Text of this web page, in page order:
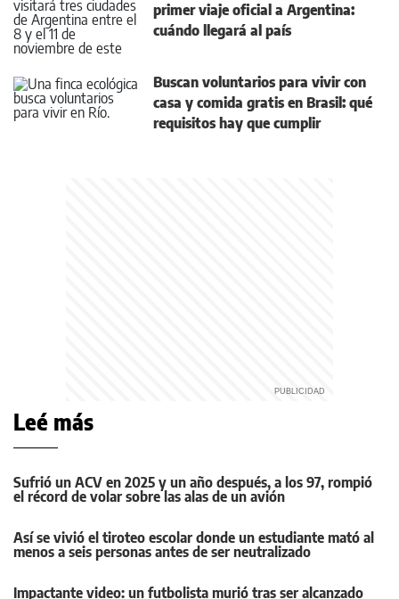
primer viaje oficial a Argentina:
cuándo llegará al país
Buscan voluntarios para vivir con
casa y comida gratis en Brasil: qué
requisitos hay que cumplir
Leé más
Sufrió un ACV en 2025 y un año después, a los 97, rompió
el récord de volar sobre las alas de un avión
Así se vivió el tiroteo escolar donde un estudiante mató al
menos a seis personas antes de ser neutralizado
Impactante video: un futbolista murió tras ser alcanzado